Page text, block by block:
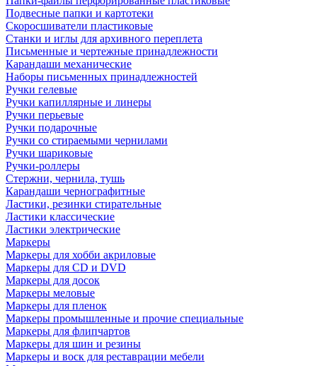
Подвесные папки и картотеки
Скоросшиватели пластиковые
Станки и иглы для архивного переплета
Письменные и чертежные принадлежности
Карандаши механические
Наборы письменных принадлежностей
Ручки гелевые
Ручки капиллярные и линеры
Ручки перьевые
Ручки подарочные
Ручки со стираемыми чернилами
Ручки шариковые
Ручки-роллеры
Стержни, чернила, тушь
Карандаши чернографитные
Ластики, резинки стирательные
Ластики классические
Ластики электрические
Маркеры
Маркеры для хобби акриловые
Маркеры для CD и DVD
Маркеры для досок
Маркеры меловые
Маркеры для пленок
Маркеры промышленные и прочие специальные
Маркеры для флипчартов
Маркеры для шин и резины
Маркеры и воск для реставрации мебели